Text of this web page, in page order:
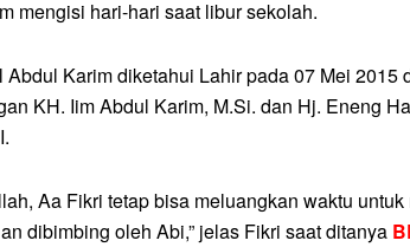
mengisi hari-hari saat libur sekolah.
Abdul Karim diketahui Lahir pada 07 Mei 2015
KH. Iim Abdul Karim, M.Si. dan Hj. Eneng
Aa Fikri tetap bisa meluangkan waktu untuk
dibimbing oleh Abi,” jelas Fikri saat ditanya